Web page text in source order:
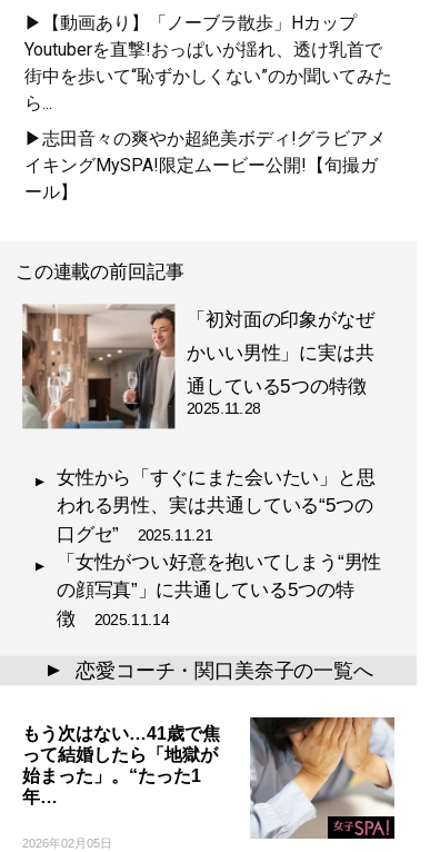
▶【動画あり】「ノーブラ散歩」Hカップ
Youtuberを直撃!おっぱいが揺れ、透け乳首で
街中を歩いて“恥ずかしくない”のか聞いてみた
ら...
▶志田音々の爽やか超絶美ボディ!グラビアメ
イキングMySPA!限定ムービー公開!【旬撮ガ
ール】
この連載の前回記事
「初対面の印象がなぜ
かいい男性」に実は共
通している5つの特徴
2025.11.28
女性から「すぐにまた会いたい」と思
われる男性、実は共通している“5つの
口グセ” 2025.11.21
「女性がつい好意を抱いてしまう“男性
の顔写真”」に共通している5つの特
徴 2025.11.14
▲ 恋愛コーチ・関口美奈子の一覧へ
もう次はない…41歳で焦
って結婚したら「地獄が
始まった」。“たった1
年…
2026年02月05日